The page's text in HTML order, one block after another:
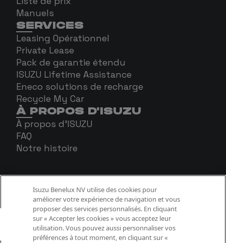
Manuels
SERVICES
Leasing Opérationnel
Private Lease
Pack de garantie étendu
ISUZU Lifetime Assistance
Eneco solutions de recharge
Recycle My Car
À PROPOS D'ISUZU
À propos d'ISUZU
FAQ
Notre histoire
Isuzu Benelux NV utilise des cookies pour
améliorer votre expérience de navigation et vous
proposer des services personnalisés. En cliquant
sur « Accepter les cookies » vous acceptez leur
utilisation. Vous pouvez aussi personnaliser vos
préférences à tout moment, en cliquant sur «